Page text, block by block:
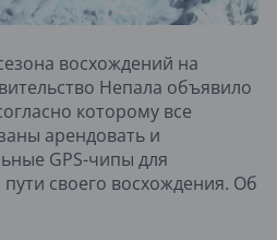
восхождений на
Непала объявило
которому все
арендовать и
GPS-чипы для
своего восхождения. Об